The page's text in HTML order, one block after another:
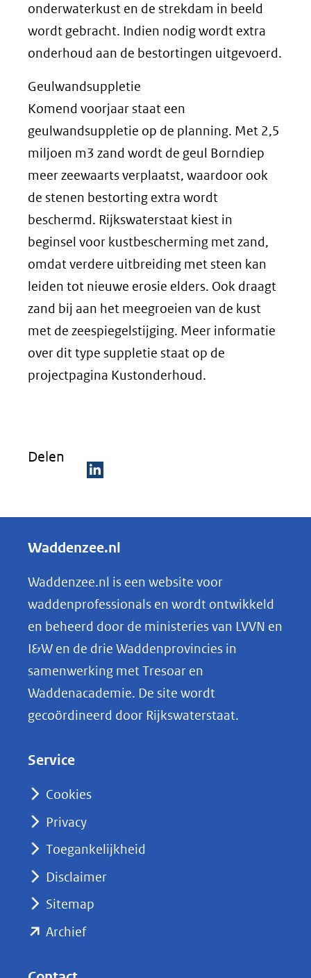
onderwaterkust en de strekdam in beeld
wordt gebracht. Indien nodig wordt extra
onderhoud aan de bestortingen uitgevoerd.
Geulwandsuppletie
Komend voorjaar staat een
geulwandsuppletie op de planning. Met 2,5
miljoen m3 zand wordt de geul Borndiep
meer zeewaarts verplaatst, waardoor ook
de stenen bestorting extra wordt
beschermd. Rijkswaterstaat kiest in
beginsel voor kustbescherming met zand,
omdat verdere uitbreiding met steen kan
leiden tot nieuwe erosie elders. Ook draagt
zand bij aan het meegroeien van de kust
met de zeespiegelstijging. Meer informatie
over dit type suppletie staat op de
projectpagina Kustonderhoud.
Delen
e
e
n
o
p
k
e
nieuw
naar
Waddenzee.nl
Waddenzee.nl is een website voor
waddenprofessionals en wordt ontwikkeld
en beheerd door de ministeries van LVVN en
I&W en de drie Waddenprovincies in
samenwerking met Tresoar en
Waddenacademie. De site wordt
gecoördineerd door Rijkswaterstaat.
Service
Cookies
Privacy
Toegankelijkheid
Disclaimer
Sitemap
Archief(opent